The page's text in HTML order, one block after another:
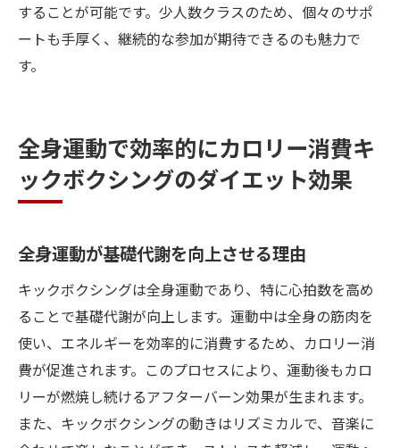
することが可能です。少人数クラスのため、個々のサポ
ートも手厚く、継続的な参加が期待できるのも魅力で
す。
全身運動で効率的にカロリー消費キ
ックボクシングのダイエット効果
全身運動が基礎代謝を向上させる理由
キックボクシングは全身運動であり、特に心拍数を高め
ることで基礎代謝が向上します。運動中は全身の筋肉を
使い、エネルギーを効率的に消費するため、カロリー消
費が促進されます。このプロセスにより、運動後もカロ
リーが燃焼し続けるアフターバーン効果が生まれます。
また、キックボクシングの動きはリズミカルで、音楽に